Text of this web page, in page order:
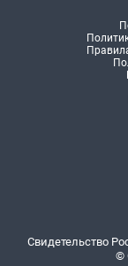
Свидетельство
©